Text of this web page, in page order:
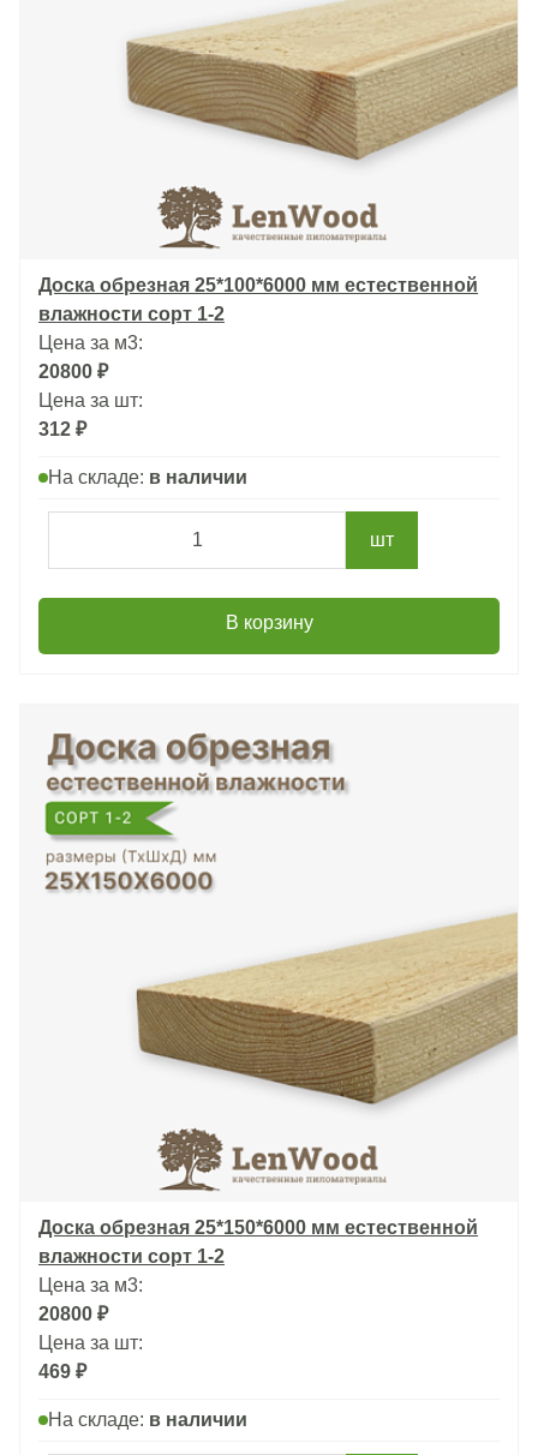
Доска обрезная 25*100*6000 мм естественной
влажности сорт 1-2
Цена за м3:
20800 ₽
Цена за шт:
312 ₽
На складе: в наличии
шт
В корзину
Доска обрезная 25*150*6000 мм естественной
влажности сорт 1-2
Цена за м3:
20800 ₽
Цена за шт:
469 ₽
На складе: в наличии